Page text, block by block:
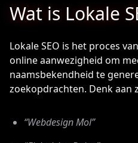
Wat is Lokale
Lokale SEO is het proces
online aanwezigheid om
naamsbekendheid te
zoekopdrachten. Denk aan
“Webdesign Mol”